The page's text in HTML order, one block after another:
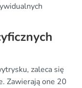
zaleca się
Zawierają one 20